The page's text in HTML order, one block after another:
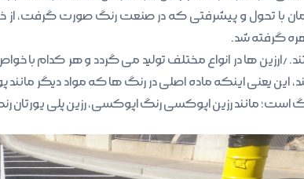
زمان با تحول و پیشرفتی که در صنعت رنگ صورت
این یعنی اینکه ماده اصلی در رنگ ها که مواد دیگر